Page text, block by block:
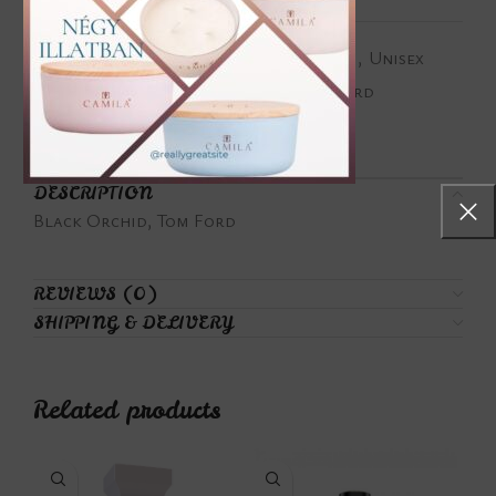
Categories:Orientális illatjegyek , Unisex
Black Orchid
Tom Ford
Share:
DESCRIPTION
Black Orchid, Tom Ford
REVIEWS (0)
SHIPPING & DELIVERY
Related products